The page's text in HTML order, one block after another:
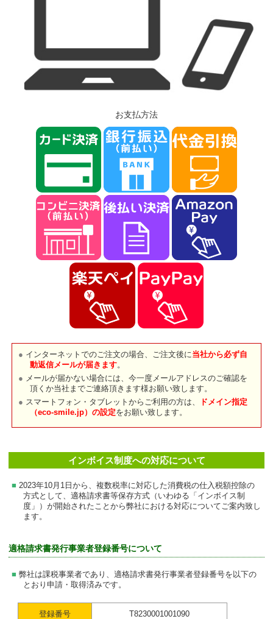
お支払方法
インターネットでのご注文の場合、ご注文後に 当社から必ず自
動返信メールが届きます。
メールが届かない場合には、今一度メールアドレスのご確認を
頂くか当社までご連絡頂きます様お願い致します。
スマートフォン・タブレットからご利用の方は、
ドメイン指定
（eco-smile.jp）の設定をお願い致します。
インボイス制度への対応について
2023年10月1日から、複数税率に対応した消費税の仕入税額控除の
方式として、適格請求書等保存方式（いわゆる「インボイス制
度」）が開始されたことから弊社における対応についてご案内致し
ます。
適格請求書発行事業者登録番号について
弊社は課税事業者であり、適格請求書発行事業者登録番号を以下の
とおり申請・取得済みです。
登録番号 T8230001001090